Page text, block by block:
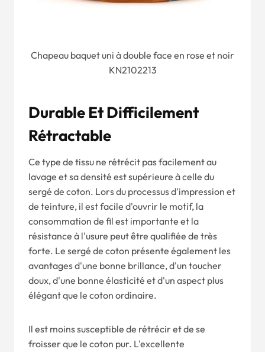
Chapeau baquet uni à double face en rose et noir
KN2102213
Durable Et Difficilement
Rétractable
Ce type de tissu ne rétrécit pas facilement au
lavage et sa densité est supérieure à celle du
sergé de coton. Lors du processus d'impression et
de teinture, il est facile d'ouvrir le motif, la
consommation de fil est importante et la
résistance à l'usure peut être qualifiée de très
forte. Le sergé de coton présente également les
avantages d'une bonne brillance, d'un toucher
doux, d'une bonne élasticité et d'un aspect plus
élégant que le coton ordinaire.
Il est moins susceptible de rétrécir et de se
froisser que le coton pur. L'excellente